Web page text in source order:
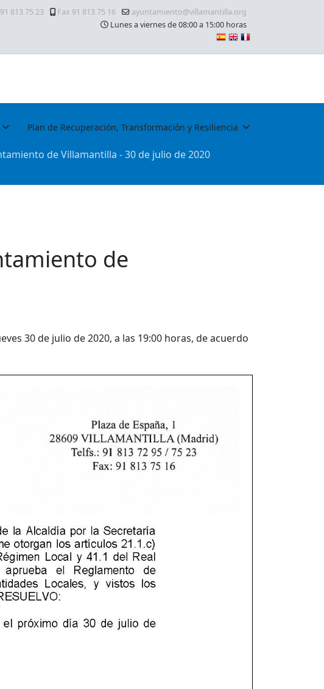
813 75 23 Fax 91 813 75 16
ayuntamiento@villamantilla.org
Lunes a viernes de 08:00 a 15:00 horas
Plan de Recuperación, Transformación y Resiliencia
de Villamantilla - 30 de julio de 2020
de
30 de julio de 2020, a las 19:00 horas, de acuerdo